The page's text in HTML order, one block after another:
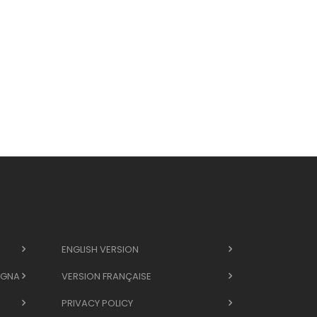
ENGLISH VERSION
VERSION FRANÇAISE
PRIVACY POLICY